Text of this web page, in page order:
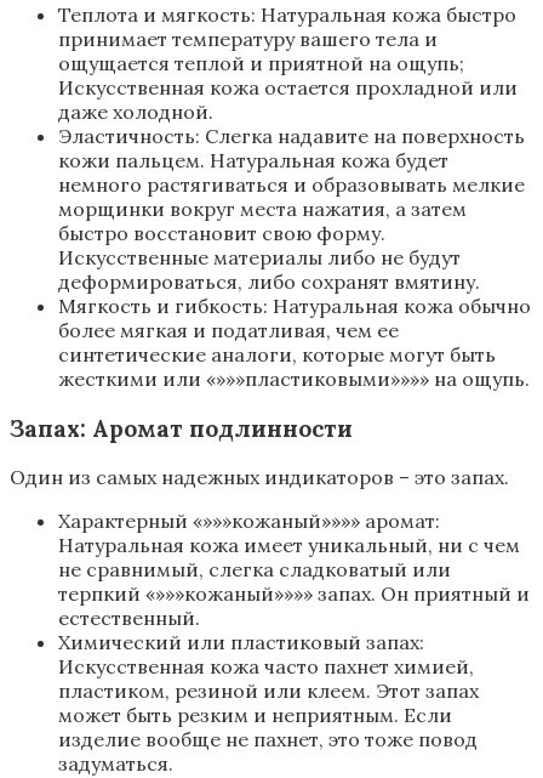
Теплота и мягкость: Натуральная кожа быстро
принимает температуру вашего тела и
ощущается теплой и приятной на ощупь;
Искусственная кожа остается прохладной или
даже холодной.
Эластичность: Слегка надавите на поверхность
кожи пальцем. Натуральная кожа будет
немного растягиваться и образовывать мелкие
морщинки вокруг места нажатия, а затем
быстро восстановит свою форму.
Искусственные материалы либо не будут
деформироваться, либо сохранят вмятину.
Мягкость и гибкость: Натуральная кожа обычно
более мягкая и податливая, чем ее
синтетические аналоги, которые могут быть
жесткими или «»»»пластиковыми»»»» на ощупь.
Запах: Аромат подлинности
Один из самых надежных индикаторов – это запах.
Характерный «»»»кожаный»»»» аромат:
Натуральная кожа имеет уникальный, ни с чем
не сравнимый, слегка сладковатый или
терпкий «»»»кожаный»»»» запах. Он приятный и
естественный.
Химический или пластиковый запах:
Искусственная кожа часто пахнет химией,
пластиком, резиной или клеем. Этот запах
может быть резким и неприятным. Если
изделие вообще не пахнет, это тоже повод
задуматься.